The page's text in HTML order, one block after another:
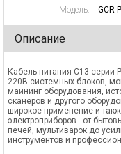
Модель:
GCR-
Описание
Кабель питания С13 серии
220В системных блоков,
майнинг оборудования,
сканеров и другого
широкое применение и
электроприборов - от
печей, мультиварок до
инструментов и